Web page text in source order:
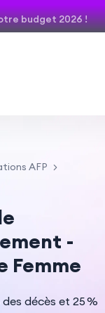
budget 2026 !
AFP
-
Femme
des décès et 25 %